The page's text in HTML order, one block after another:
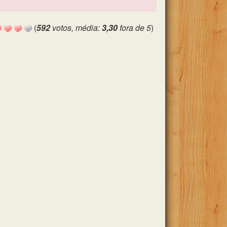
(592votos, média:3,30fora de 5)